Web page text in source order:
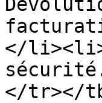
</
</tr></